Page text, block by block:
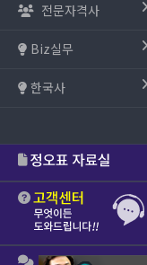
전문자격사
Biz실무
한국사